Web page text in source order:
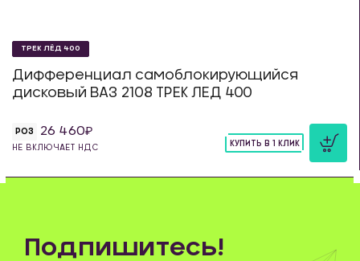
ТРЕК ЛЁД 400
Дифференциал самоблокирующийся
дисковый ВАЗ 2108 ТРЕК ЛЕД 400
РОЗ 26 460
НЕ ВКЛЮЧАЕТ НДС
КУПИТЬ В 1 КЛИК
Подпишитесь!